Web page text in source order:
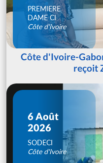
PREMIERE
DAME CI
Côte d'Ivoire
Côte d'Ivoire-
reçoit
6 Août
2026
SODECI
Côte d'Ivoire